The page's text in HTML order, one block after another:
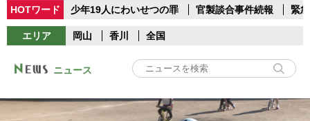
HOTワード 少年19人にわいせつの罪 官製談合事件続報 緊
エリア 岡山 香川 全国
ニュース